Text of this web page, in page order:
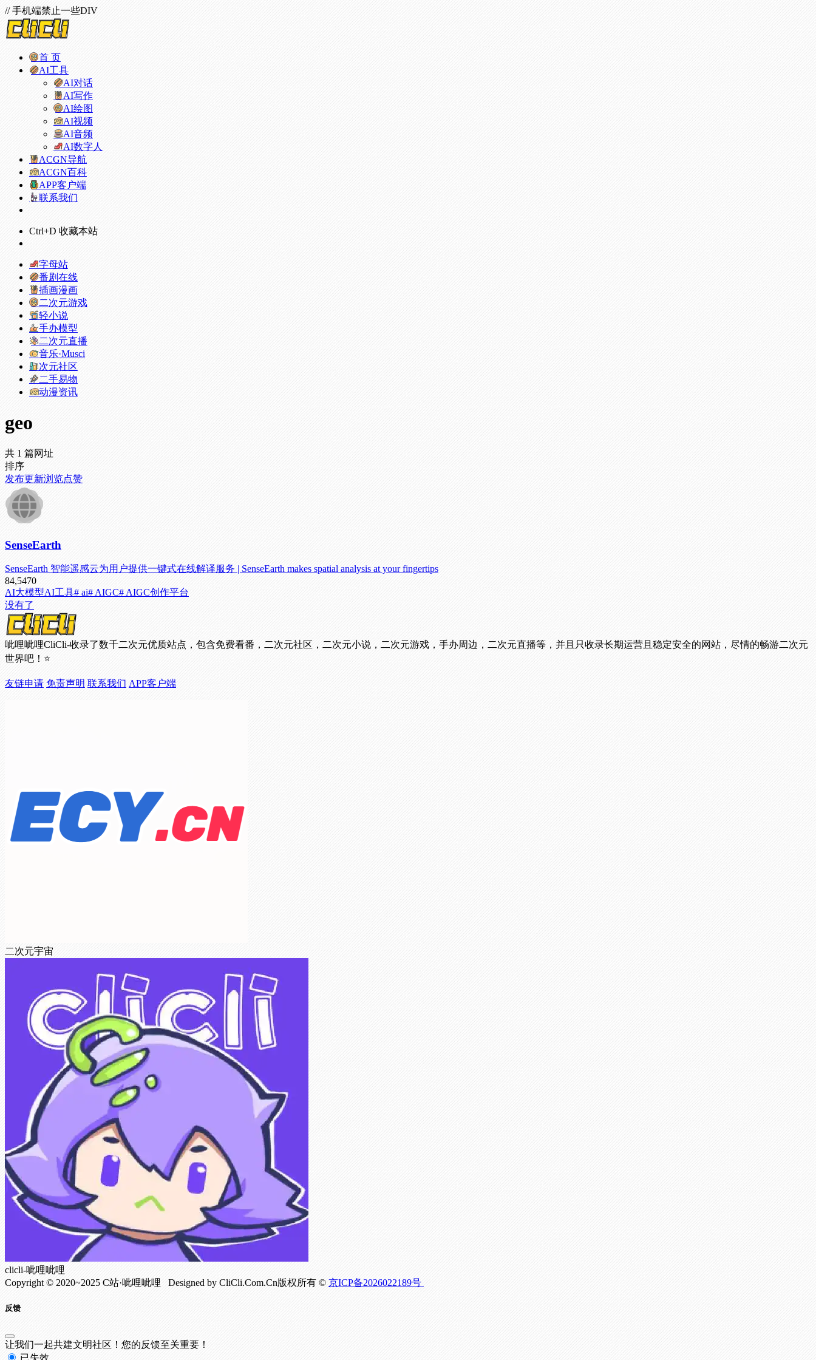
// 手机端禁止一些DIV
首 页
AI工具
AI对话
AI写作
AI绘图
AI视频
AI音频
AI数字人
ACGN导航
ACGN百科
APP客户端
联系我们
Ctrl+D 收藏本站
字母站
番剧在线
插画漫画
二次元游戏
轻小说
手办模型
二次元直播
音乐·Musci
次元社区
二手易物
动漫资讯
geo
共 1 篇网址
排序
发布更新浏览点赞
SenseEarth
SenseEarth 智能遥感云为用户提供一键式在线解译服务 | SenseEarth makes spatial analysis at your fingertips
84,5470
AI大模型AI工具# ai# AIGC# AIGC创作平台
没有了
呲哩呲哩CliCli-收录了数千二次元优质站点，包含免费看番，二次元社区，二次元小说，二次元游戏，手办周边，二次元直播等，并且只收录长期运营且稳定安全的网站，尽情的畅游二次元
世界吧！⭐
友链申请 免责声明 联系我们 APP客户端
二次元宇宙
clicli-呲哩呲哩
Copyright © 2020~2025 C站·呲哩呲哩 Designed by CliCli.Com.Cn版权所有 © 京ICP备2026022189号
反馈
让我们一起共建文明社区！您的反馈至关重要！
已失效